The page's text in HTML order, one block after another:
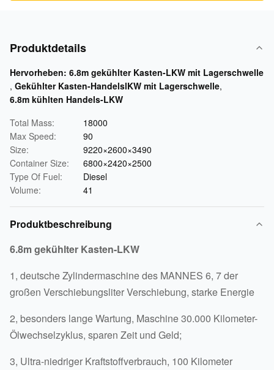
Produktdetails
Hervorheben: 6.8m gekühlter Kasten-LKW mit Lagerschwelle
, Gekühlter Kasten-HandelslKW mit Lagerschwelle,
6.8m kühlten Handels-LKW
Total Mass:
18000
Max Speed:
90
Size:
9220×2600×3490
Container Size:
6800×2420×2500
Type Of Fuel:
Diesel
Volume:
41
Produktbeschreibung
6.8m gekühlter Kasten-LKW
1, deutsche Zylindermaschine des MANNES 6, 7 der
großen Verschiebungsliter Verschiebung, starke Energie
2, besonders lange Wartung, Maschine 30.000 Kilometer-
Ölwechselzyklus, sparen Zeit und Geld;
3, Ultra-niedriger Kraftstoffverbrauch, 100 Kilometer